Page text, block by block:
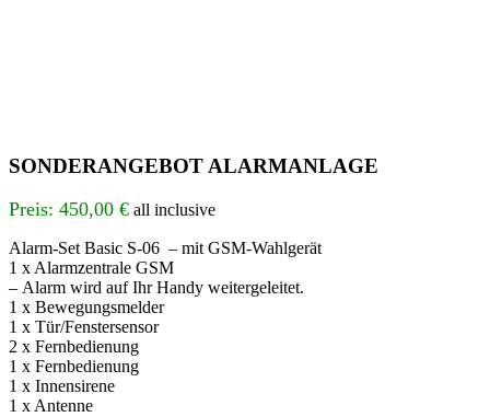
SONDERANGEBOT ALARMANLAGE
Preis: 450,00 € all inclusive
Alarm-Set Basic S-06 – mit GSM-Wahlgerät
1 x Alarmzentrale GSM
– Alarm wird auf Ihr Handy weitergeleitet.
1 x Bewegungsmelder
1 x Tür/Fenstersensor
2 x Fernbedienung
1 x Fernbedienung
1 x Innensirene
1 x Antenne